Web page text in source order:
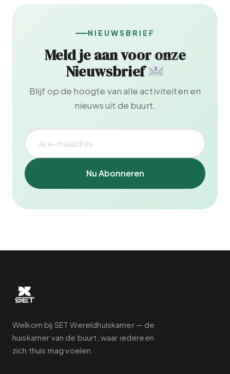
NIEUWSBRIEF
Meld je aan voor onze
Nieuwsbrief
Blijf op de hoogte van alle activiteiten en
nieuws uit de buurt.
Nu Abonneren
Welkom bij SET Wereldhuiskamer — de
huiskamer van de buurt, waar iedereen
zich thuis mag voelen.